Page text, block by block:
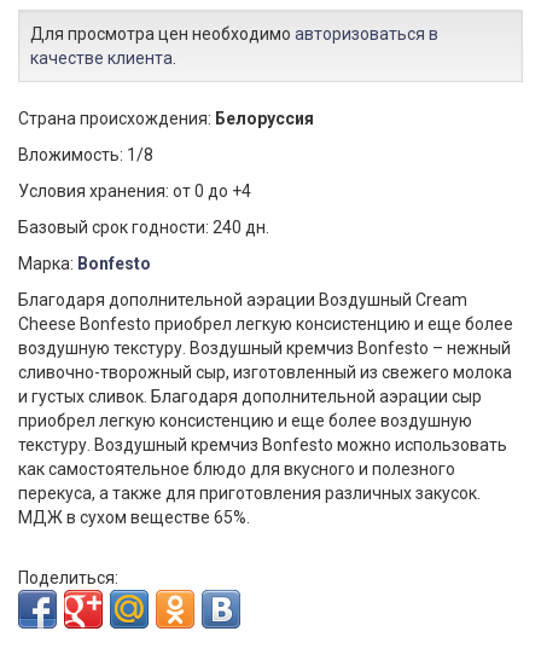
Для просмотра цен необходимо авторизоваться в
качестве клиента
Страна происхождения: Белоруссия
Вложимость: 1/8
Условия хранения: от 0 до +4
Базовый срок годности: 240 дн.
Марка: Bonfesto
Благодаря дополнительной аэрации Воздушный Cream
Cheese Bonfesto приобрел легкую консистенцию и еще более
воздушную текстуру. Воздушный кремчиз Bonfesto – нежный
сливочно-творожный сыр, изготовленный из свежего молока
и густых сливок. Благодаря дополнительной аэрации сыр
приобрел легкую консистенцию и еще более воздушную
текстуру. Воздушный кремчиз Bonfesto можно использовать
как самостоятельное блюдо для вкусного и полезного
перекуса, а также для приготовления различных закусок.
МДЖ в сухом веществе 65%.
Поделиться: